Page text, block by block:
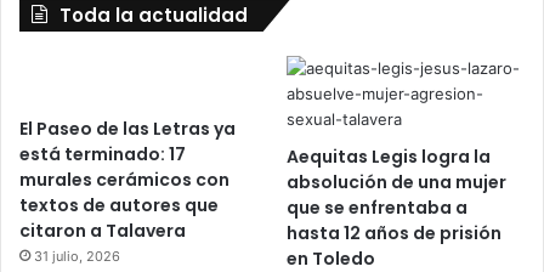
Toda la actualidad
El Paseo de las Letras ya
está terminado: 17
murales cerámicos con
textos de autores que
citaron a Talavera
31 julio, 2026
Aequitas Legis logra la
absolución de una mujer
que se enfrentaba a
hasta 12 años de prisión
en Toledo